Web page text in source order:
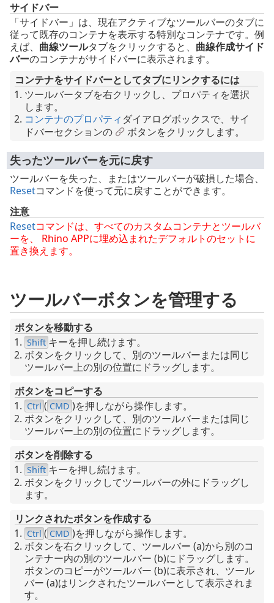
サイドバー
「サイドバー」は、現在アクティブなツールバーのタブに
従って既存のコンテナを表示する特別なコンテナです。例
えば、 曲線ツールタブをクリックすると、 曲線作成サイド
バーのコンテナがサイドバーに表示されます。
コンテナをサイドバーとしてタブにリンクするには
ツールバータブを右クリックし、プロパティを選択
します。
コンテナのプロパティ ダイアログボックスで、サイ
ドバーセクションの
ボタンをクリックします。
失ったツールバーを元に戻す
ツールバーを失った、またはツールバーが破損した場合、
Resetコマンドを使って元に戻すことができます。
注意
Resetコマンドは、すべてのカスタムコンテナとツールバ
ーを、 Rhino APPに埋め込まれたデフォルトのセットに
置き換えます。
ツールバーボタンを管理する
ボタンを移動する
Shift キーを押し続けます。
ボタンをクリックして、別のツールバーまたは同じ
ツールバー上の別の位置にドラッグします。
ボタンをコピーする
Ctrl ( CMD )を押しながら操作します。
ボタンをクリックして、別のツールバーまたは同じ
ツールバー上の別の位置にドラッグします。
ボタンを削除する
Shift キーを押し続けます。
ボタンをクリックしてツールバーの外にドラッグし
ます。
リンクされたボタンを作成する
Ctrl ( CMD )を押しながら操作します。
ボタンを右クリックして、ツールバー (a)から別のコ
ンテナー内の別のツールバー (b)にドラッグします。
ボタンのコピーがツールバー (b)に表示され、ツール
バー (a)はリンクされたツールバーとして表示されま
す。